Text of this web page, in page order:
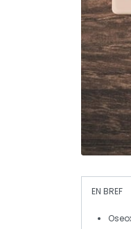
EN BREF